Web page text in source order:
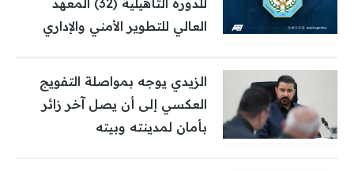
للدورة التأهيلية (32) المعهد
العالي للتطوير الأمني والإداري
الزيدي يوجه بمواصلة التفويج
العكسي إلى أن يصل آخر زائر
بأمان لمدينته وبيته